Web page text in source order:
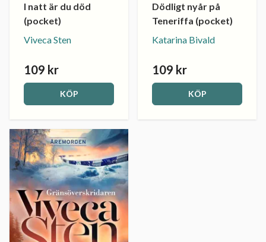
I natt är du död
(pocket)
Viveca Sten
109 kr
KÖP
Dödligt nyår på
Teneriffa (pocket)
Katarina Bivald
109 kr
KÖP